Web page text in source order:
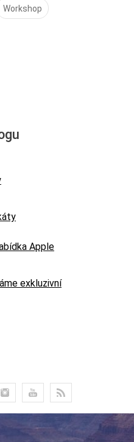
Workshop
Apple
exkluzivní